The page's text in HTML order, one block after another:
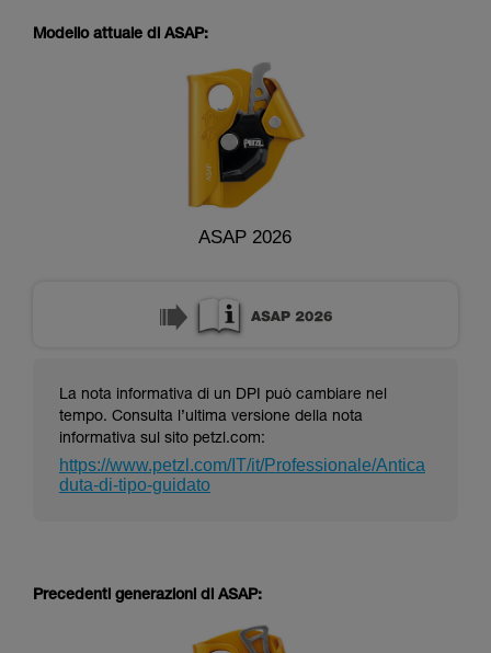
La padronanza di queste tecniche richiede una
Verificate con un professionista la vostra
capacità di rifare la manovra, da soli, in piena
sicurezza, prima di riprodurla autonomamente.
Forniamo esempi di tecniche relative alla vostra
attività. Ne possono esistere altre che non
vengono qui descritte.
Modello attuale di ASAP:
ASAP 2026
La nota informativa di un DPI può cambiare nel
tempo. Consulta l’ultima versione della nota
informativa sul sito petzl.com:
https://www.petzl.com/IT/it/Professionale/Antica
duta-di-tipo-guidato
Precedenti generazioni di ASAP: